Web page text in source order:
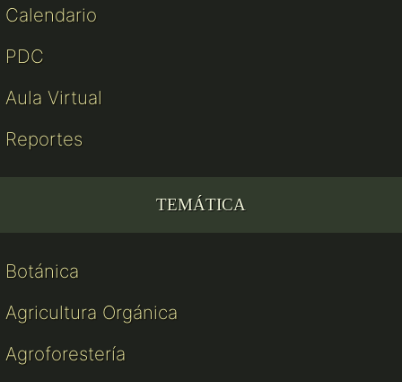
Calendario
PDC
Aula Virtual
Reportes
TEMÁTICA
Botánica
Agricultura Orgánica
Agroforestería